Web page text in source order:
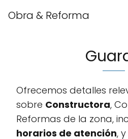
Obra & Reforma
Ofrecemos detalles
sobre Constructora,
Reformas de la zona,
horarios de atención,